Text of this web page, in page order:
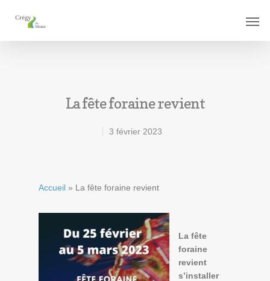
La fête foraine revient
3 février 2023
Accueil » La fête foraine revient
La fête
foraine
revient
s’installer